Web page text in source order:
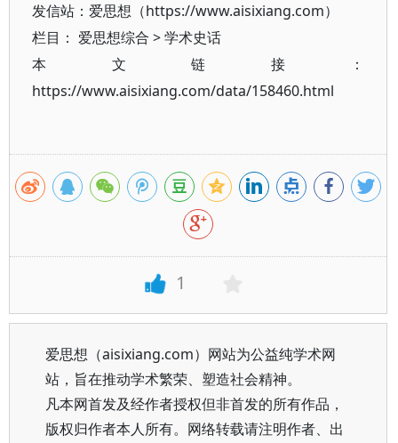
发信站：爱思想（https://www.aisixiang.com）
栏目： 爱思想综合 >学术史话
本文链接：
https://www.aisixiang.com/data/158460.html
1
爱思想（aisixiang.com）网站为公益纯学术网
站，旨在推动学术繁荣、塑造社会精神。
凡本网首发及经作者授权但非首发的所有作品，
版权归作者本人所有。网络转载请注明作者、出